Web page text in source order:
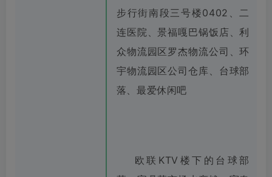
步行街南段三号楼0402、二
连医院、景福嘎巴锅饭店、利
众物流园区罗杰物流公司、环
宇物流园区公司仓库、台球部
落、最爱休闲吧
欧联KTV楼下的台球部